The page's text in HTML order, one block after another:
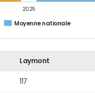
Moyenne nationale
2025
Laymont
117